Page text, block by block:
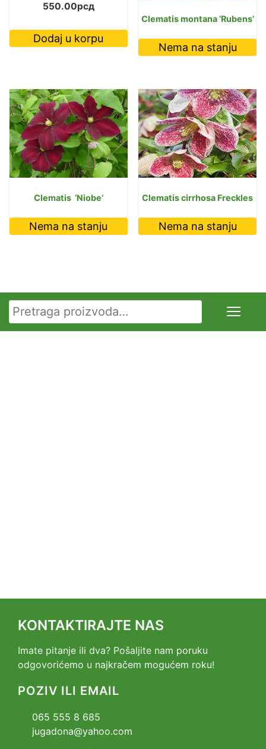
550.00рсд
Dodaj u korpu
Clematis montana ‘Rubens’
Nema na stanju
Clematis ‘Niobe’
Nema na stanju
Clematis cirrhosa Freckles
Nema na stanju
Pretraga za:
KONTAKTIRAJTE NAS
Imate pitanje ili dva? Pošaljite nam poruku
odgovorićemo u najkračem mogućem roku!
POZIV ILI EMAIL
065 555 8 685
jugadona@yahoo.com